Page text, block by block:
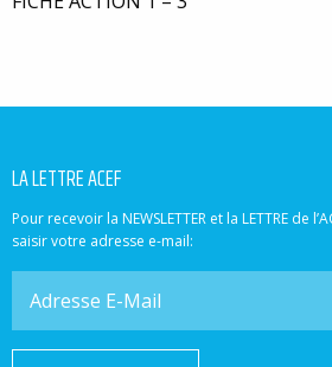
LA LETTRE ACEF
Pour recevoir la NEWSLETTER et la LETTRE de
saisir votre adresse e-mail: